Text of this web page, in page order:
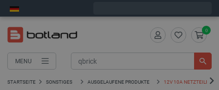
MENU
0
STARTSEITE SONSTIGES AUSGELAUFENE PRODUKTE 12V 10A NETZTEILE